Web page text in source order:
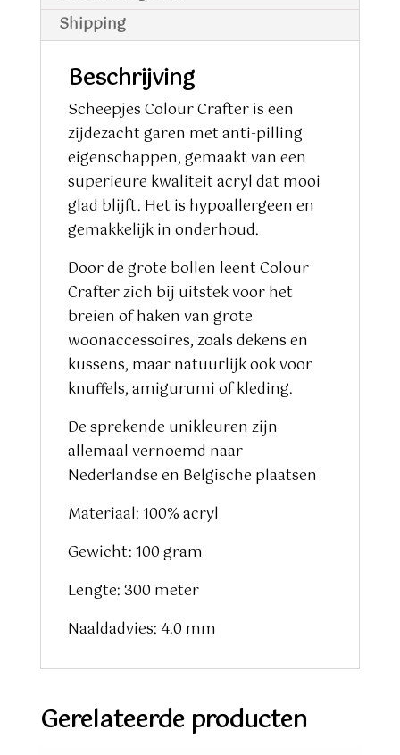
Shipping
Beschrijving
Scheepjes Colour Crafter is een
zijdezacht garen met anti-pilling
eigenschappen, gemaakt van een
superieure kwaliteit acryl dat mooi
glad blijft. Het is hypoallergeen en
gemakkelijk in onderhoud.
Door de grote bollen leent Colour
Crafter zich bij uitstek voor het
breien of haken van grote
woonaccessoires, zoals dekens en
kussens, maar natuurlijk ook voor
knuffels, amigurumi of kleding.
De sprekende unikleuren zijn
allemaal vernoemd naar
Nederlandse en Belgische plaatsen
Materiaal: 100% acryl
Gewicht: 100 gram
Lengte: 300 meter
Naaldadvies: 4.0 mm
Gerelateerde producten